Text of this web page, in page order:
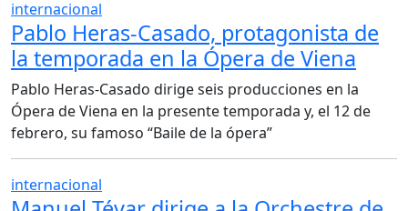
internacional
Pablo Heras-Casado, protagonista de
la temporada en la Ópera de Viena
Pablo Heras-Casado dirige seis producciones en la
Ópera de Viena en la presente temporada y, el 12 de
febrero, su famoso “Baile de la ópera”
internacional